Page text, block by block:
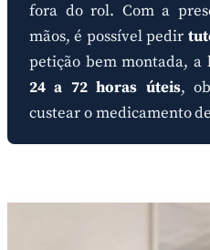
fora do rol. Com a
mãos, é possível pedir
petição bem montada,
24 a 72 horas úteis,
custear o medicamento